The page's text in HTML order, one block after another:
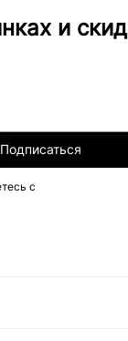
и
Подписаться
с